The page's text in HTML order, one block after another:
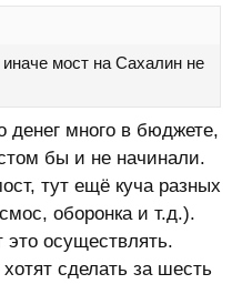
мост на Сахалин не
много в бюджете,
бы и не начинали.
тут ещё куча разных
оборонка и т.д.).
это осуществлять.
сделать за шесть